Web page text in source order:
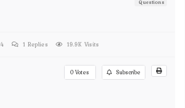
Questions
1 Replies 19.9K Visits
0Votes Subscribe